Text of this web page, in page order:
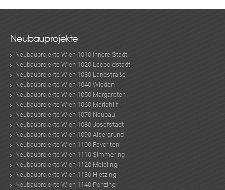
Neubauprojekte
Neubauprojekte Wien 1010 Innere Stadt
Neubauprojekte Wien 1020 Leopoldstadt
Neubauprojekte Wien 1030 Landstraße
Neubauprojekte Wien 1040 Wieden
Neubauprojekte Wien 1050 Margareten
Neubauprojekte Wien 1060 Mariahilf
Neubauprojekte Wien 1070 Neubau
Neubauprojekte Wien 1080 Josefstadt
Neubauprojekte Wien 1090 Alsergrund
Neubauprojekte Wien 1100 Favoriten
Neubauprojekte Wien 1110 Simmering
Neubauprojekte Wien 1120 Meidling
Neubauprojekte Wien 1130 Hietzing
Neubauprojekte Wien 1140 Penzing